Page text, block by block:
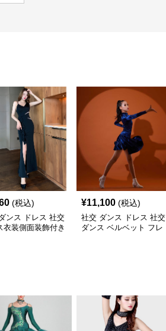
(税込)
ンス ドレス 社交
衣装側面装飾付き
¥11,100 (税込)
社交 ダンス ドレス 社交
ダンス ベルベット フレ